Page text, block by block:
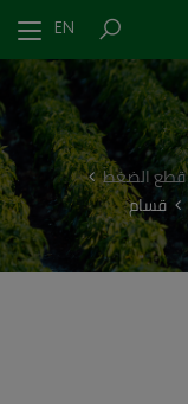
EN
قطع الضغط
قسام